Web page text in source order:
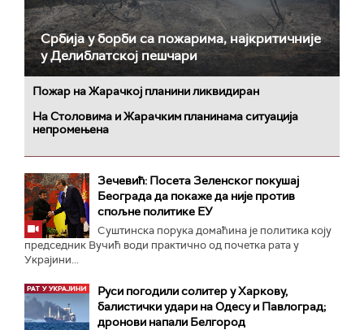
Србија у борби са пожарима, најкритичније
у Делиблатској пешчари
Пожар на Жарачкој планини ликвидиран
На Столовима и Жарачким планинама ситуација
непромењена
Зечевић: Посета Зеленског покушај
Београда да покаже да није против
спољне политике ЕУ
Суштинска порука домаћина је политика коју
председник Вучић води практично од почетка рата у
Украјини...
Руси погодили солитер у Харкову,
балистички удари на Одесу и Павлоград;
дронови напали Белгород